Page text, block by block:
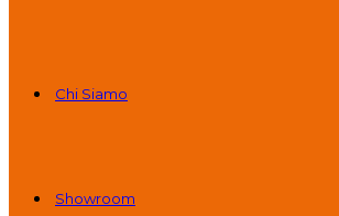
Chi Siamo
Showroom